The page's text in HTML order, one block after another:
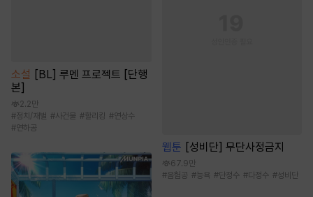
소설 [BL] 루멘 프로젝트 [단행
본]
2.2만
#정치/재벌 #사건물 #할리킹 #연상수
#연하공
웹툰 [성비단] 무단사정금지
67.9만
#음험공 #능욕 #단정수 #다정수 #성비단